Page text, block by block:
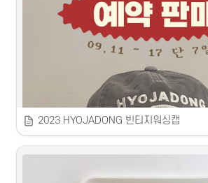
유쾌함으로 새롭게 태어난 효자동의 모습들을
‘동네에 유쾌함을 전파한다’는 요상한 미션을 부
정적인, 특히 방학에는 더욱 그런 7~8월의 효자동
2023 HYOJADONG 빈티지워싱캡